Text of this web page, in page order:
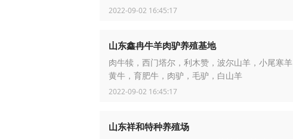
2022-09-02 16:45:17
山东鑫冉牛羊肉驴养殖基地
肉牛犊，西门塔尔，利木赞，波尔山羊，小尾寒
黄牛，育肥牛，肉驴，毛驴，白山羊
2022-09-02 16:45:17
山东祥和特种养殖场